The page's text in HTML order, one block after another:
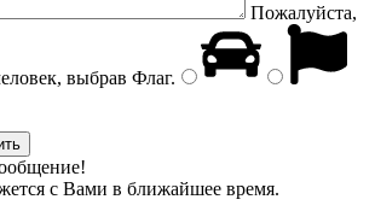
Пожалуйста,
выбрав Флаг.
с Вами в ближайшее время.